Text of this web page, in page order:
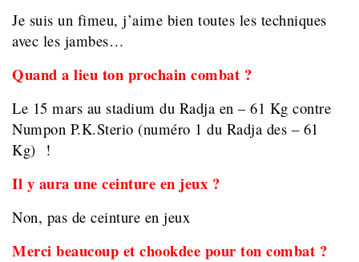
Je suis un fimeu, j’aime bien toutes les techniques
avec les jambes…
Quand a lieu ton prochain combat ?
Le 15 mars au stadium du Radja en – 61 Kg contre
Numpon P.K.Sterio (numéro 1 du Radja des – 61
Kg) !
Il y aura une ceinture en jeux ?
Non, pas de ceinture en jeux
Merci beaucoup et chookdee pour ton combat ?